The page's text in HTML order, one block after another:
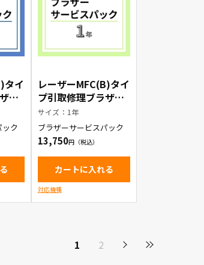
タイ
ー
ク
レーザーMFC(B)タイ
プ引取修理ブラザー
サービスパック1年
サイズ：1年
ブラザーサービスパック
13,750
カートに入れる
対応機種
1 2